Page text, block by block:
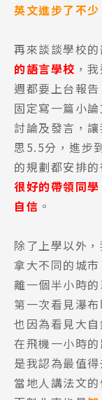
英文進步了不
再來談談學校的
的語言學校 ，
週都要上台報
固定寫一篇小
討論及發言，
思5.5分，進步
的規劃都安排
很好的帶領同
自信 。
除了上學以外
拿大不同的城
離一個半小時
第一次看見瀑
也因為看見大
在飛機一小時
是我認為最值
當地人講法文